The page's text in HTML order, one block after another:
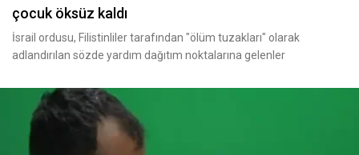
çocuk öksüz kaldı
İsrail ordusu, Filistinliler tarafından "ölüm tuzakları" olarak
adlandırılan sözde yardım dağıtım noktalarına gelenler